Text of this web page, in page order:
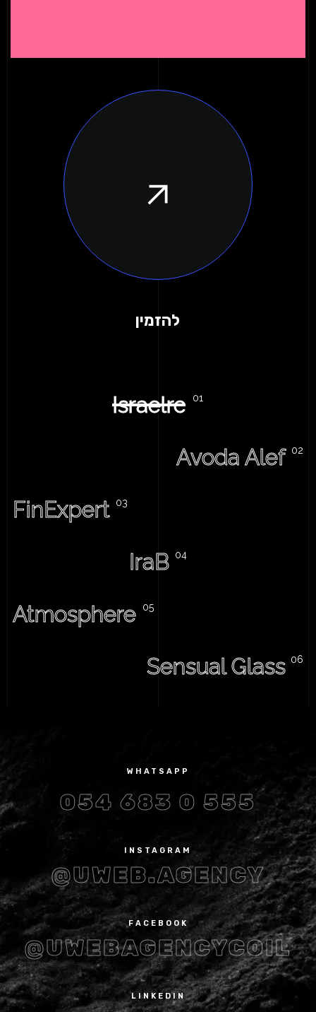
להזמין
Israelrc
Avoda Alef
FinExpert
IraB
Atmosphere
Sensual Glass
WHATSAPP
054 683 0 555
INSTAGRAM
@UWEB.AGENCY
FACEBOOK
@UWEBAGENCYCOIL
LINKEDIN